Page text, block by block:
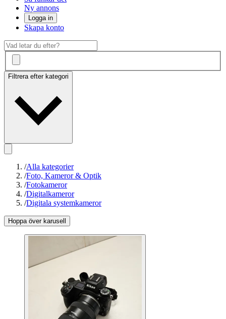
Ny annons
Logga in
Skapa konto
Filtrera efter kategori
/Alla kategorier
/Foto, Kameror & Optik
/Fotokameror
/Digitalkameror
/Digitala systemkameror
Hoppa över karusell